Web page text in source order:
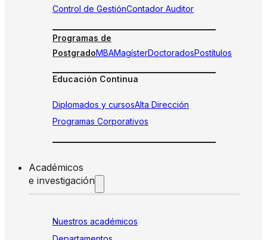
Control de GestiónContador Auditor
Programas de
PostgradoMBAMagísterDoctoradosPostítulos
Educación Continua
Diplomados y cursosAlta Dirección
Programas Corporativos
Académicos
e investigación
Nuestros académicos